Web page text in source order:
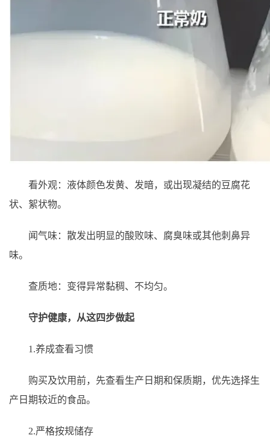
看外观：液体颜色发黄、发暗，或出现凝结的豆腐花
状、絮状物。
闻气味：散发出明显的酸败味、腐臭味或其他刺鼻异
味。
查质地：变得异常黏稠、不均匀。
守护健康，从这四步做起
1.养成查看习惯
购买及饮用前，先查看生产日期和保质期，优先选择生
产日期较近的食品。
2.严格按规储存